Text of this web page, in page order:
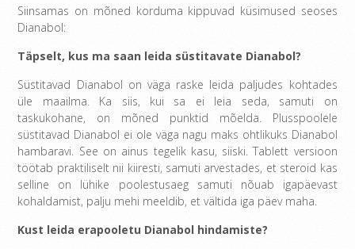
Siinsamas on mõned korduma kippuvad küsimused seoses
Dianabol:
Täpselt, kus ma saan leida süstitavate Dianabol?
Süstitavad Dianabol on väga raske leida paljudes kohtades
üle maailma. Ka siis, kui sa ei leia seda, samuti on
taskukohane, on mõned punktid mõelda. Plusspoolele
süstitavad Dianabol ei ole väga nagu maks ohtlikuks Dianabol
hambaravi. See on ainus tegelik kasu, siiski. Tablett versioon
töötab praktiliselt nii kiiresti, samuti arvestades, et steroid kas
selline on lühike poolestusaeg samuti nõuab igapäevast
kohaldamist, palju mehi meeldib, et vältida iga päev maha.
Kust leida erapooletu Dianabol hindamiste?